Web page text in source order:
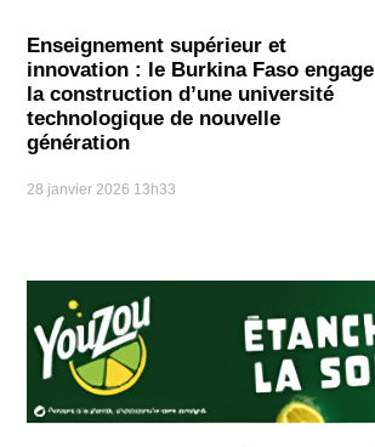
Enseignement supérieur et
innovation : le Burkina Faso engage
la construction d’une université
technologique de nouvelle
génération
28 janvier 2026 13h33